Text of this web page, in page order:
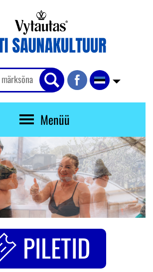
Menüü
PILETID